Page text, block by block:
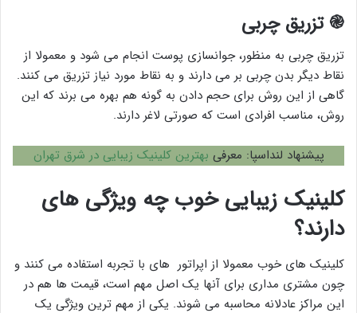
֎ تزریق چربی
تزریق چربی به منظور، جوانسازی پوست انجام می شود و معمولا از
نقاط دیگر بدن چربی بر می دارند و به نقاط مورد نیاز تزریق می کنند.
گاهی از این روش برای حجم دادن به گونه هم بهره می برند که این
روش، مناسب افرادی است که صورتی لاغر دارند.
پیشنهاد لنداسپا: معرفی بهترین کلینیک زیبایی در شرق تهران
کلینیک زیبایی خوب چه ویژگی های
دارند؟
کلینیک های خوب معمولا از اپراتور های با تجربه استفاده می کنند و
چون مشتری مداری برای آنها یک اصل مهم است، قیمت ها هم در
این مراکز عادلانه محاسبه می شوند. یکی از مهم ترین ویژگی یک